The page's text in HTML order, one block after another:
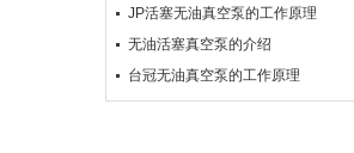
JP活塞无油真空泵的工作原理
无油活塞真空泵的介绍
台冠无油真空泵的工作原理